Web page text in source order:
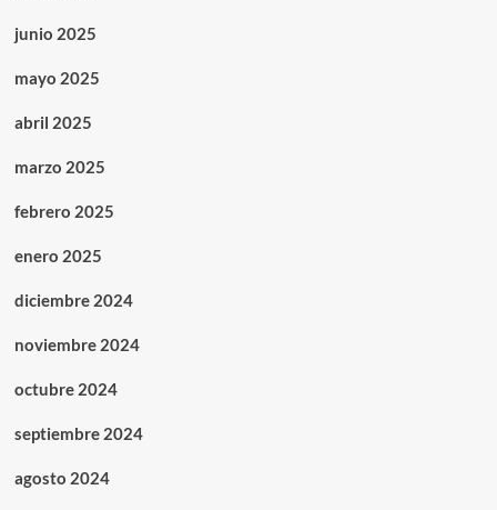
junio 2025
mayo 2025
abril 2025
marzo 2025
febrero 2025
enero 2025
diciembre 2024
noviembre 2024
octubre 2024
septiembre 2024
agosto 2024